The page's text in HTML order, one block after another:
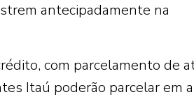
antecipadamente na
com parcelamento de
Itaú poderão parcelar em